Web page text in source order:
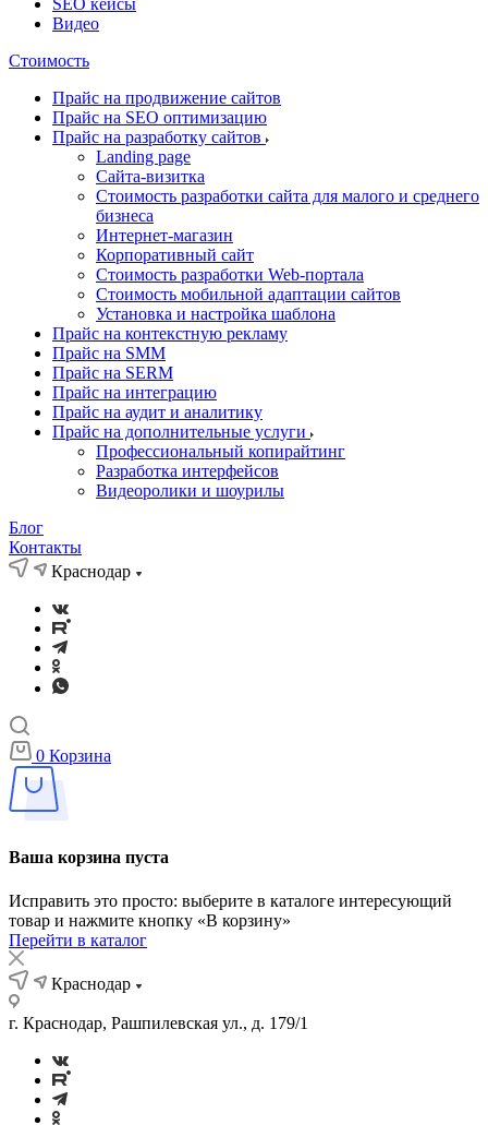
SEO кейсы
Видео
Стоимость
Прайс на продвижение сайтов
Прайс на SEO оптимизацию
Прайс на разработку сайтов
Landing page
Cайта-визитка
Стоимость разработки сайта для малого и среднего
бизнеса
Интернет-магазин
Корпоративный сайт
Стоимость разработки Web-портала
Стоимость мобильной адаптации сайтов
Установка и настройка шаблона
Прайс на контекстную рекламу
Прайс на SMM
Прайс на SERM
Прайс на интеграцию
Прайс на аудит и аналитику
Прайс на дополнительные услуги
Профессиональный копирайтинг
Разработка интерфейсов
Видеоролики и шоурилы
Блог
Контакты
Краснодар
0 Корзина
Ваша корзина пуста
Исправить это просто: выберите в каталоге интересующий
товар и нажмите кнопку «В корзину»
Перейти в каталог
Краснодар
г. Краснодар, Рашпилевская ул., д. 179/1